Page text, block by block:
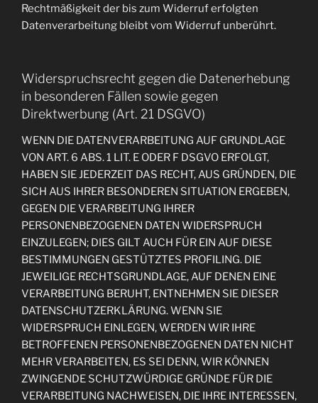
Rechtmäßigkeit der bis zum Widerruf erfolgten
Datenverarbeitung bleibt vom Widerruf unberührt.
Widerspruchsrecht gegen die Datenerhebung
in besonderen Fällen sowie gegen
Direktwerbung (Art. 21 DSGVO)
WENN DIE DATENVERARBEITUNG AUF GRUNDLAGE
VON ART. 6 ABS. 1 LIT. E ODER F DSGVO ERFOLGT,
HABEN SIE JEDERZEIT DAS RECHT, AUS GRÜNDEN, DIE
SICH AUS IHRER BESONDEREN SITUATION ERGEBEN,
GEGEN DIE VERARBEITUNG IHRER
PERSONENBEZOGENEN DATEN WIDERSPRUCH
EINZULEGEN; DIES GILT AUCH FÜR EIN AUF DIESE
BESTIMMUNGEN GESTÜTZTES PROFILING. DIE
JEWEILIGE RECHTSGRUNDLAGE, AUF DENEN EINE
VERARBEITUNG BERUHT, ENTNEHMEN SIE DIESER
DATENSCHUTZERKLÄRUNG. WENN SIE
WIDERSPRUCH EINLEGEN, WERDEN WIR IHRE
BETROFFENEN PERSONENBEZOGENEN DATEN NICHT
MEHR VERARBEITEN, ES SEI DENN, WIR KÖNNEN
ZWINGENDE SCHUTZWÜRDIGE GRÜNDE FÜR DIE
VERARBEITUNG NACHWEISEN, DIE IHRE INTERESSEN,